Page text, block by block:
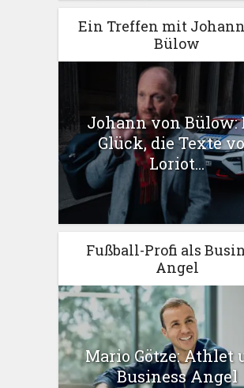
Ein Treffen mit
Bülow
Johann von Bülow:
Glück, die Texte
Loriot...
Fußball-Profi als
Angel
Mario Götze: Athlet
Business Angel